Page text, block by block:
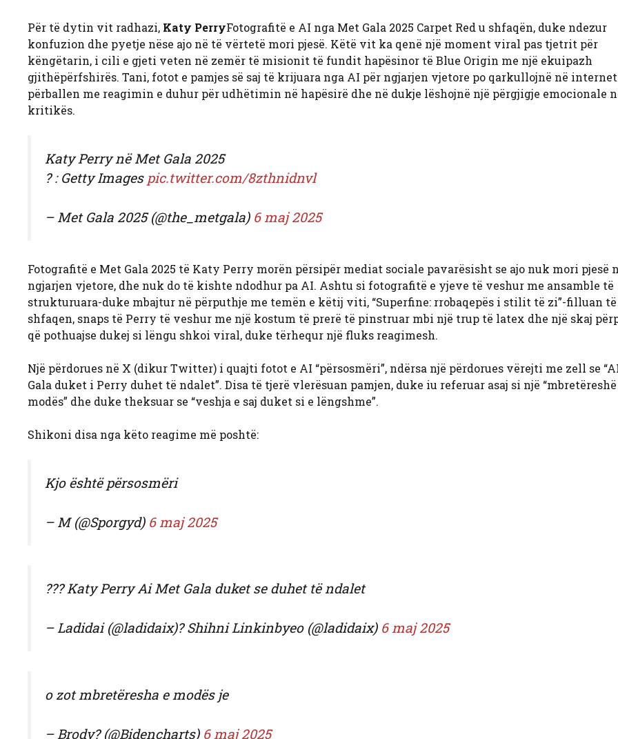
Për të dytin vit radhazi, Katy PerryFotografitë e AI nga Met Gala 2025 Carpet Red u shfaqën, duke ndezur
konfuzion dhe pyetje nëse ajo në të vërtetë mori pjesë. Këtë vit ka qenë një moment viral pas tjetrit për
këngëtarin, i cili e gjeti veten në zemër të misionit të fundit hapësinor të Blue Origin me një ekuipazh
gjithëpërfshirës. Tani, fotot e pamjes së saj të krijuara nga AI për ngjarjen vjetore po qarkullojnë në
përballen me reagimin e duhur për udhëtimin në hapësirë ​​dhe në dukje lëshojnë një përgjigje emocionale
kritikës.
Katy Perry në Met Gala 2025
? : Getty Images pic.twitter.com/8zthnidnvl
– Met Gala 2025 (@the_metgala) 6 maj 2025
Fotografitë e Met Gala 2025 të Katy Perry morën përsipër mediat sociale pavarësisht se ajo nuk mori pjesë
ngjarjen vjetore, dhe nuk do të kishte ndodhur pa AI. Ashtu si fotografitë e yjeve të veshur me ansamble të
strukturuara-duke mbajtur në përputhje me temën e këtij viti, “Superfine: rrobaqepës i stilit të zi”-filluan të
shfaqen, snaps të Perry të veshur me një kostum të prerë të pinstruar mbi një trup të latex dhe një skaj
që pothuajse dukej si lëngu shkoi viral, duke tërhequr një fluks reagimesh.
Një përdorues në X (dikur Twitter) i quajti fotot e AI “përsosmëri”, ndërsa një përdorues vërejti me zell se
Gala duket i Perry duhet të ndalet”. Disa të tjerë vlerësuan pamjen, duke iu referuar asaj si një
modës” dhe duke theksuar se “veshja e saj duket si e lëngshme”.
Shikoni disa nga këto reagime më poshtë:
Kjo është përsosmëri
– M (@Sporgyd) 6 maj 2025
??? Katy Perry Ai Met Gala duket se duhet të ndalet
– Ladidai (@ladidaix)? Shihni Linkinbyeo (@ladidaix) 6 maj 2025
o zot mbretëresha e modës je
– Brody? (@Bidencharts) 6 maj 2025